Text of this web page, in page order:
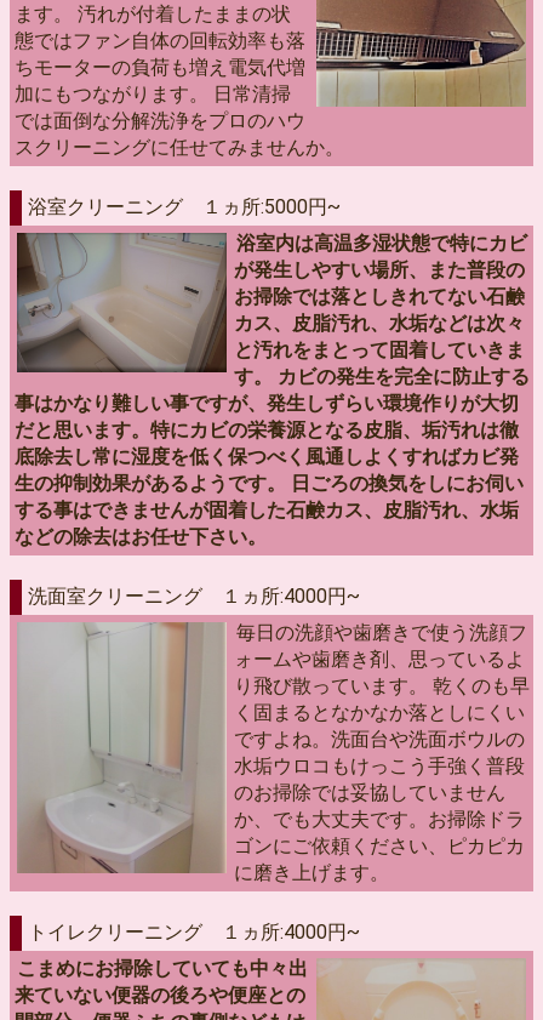
ます。 汚れが付着したままの状
態ではファン自体の回転効率も落
ちモーターの負荷も増え電気代増
加にもつながります。 日常清掃
では面倒な分解洗浄をプロのハウ
スクリーニングに任せてみませんか。
浴室クリーニング １ヵ所:5000円~
浴室内は高温多湿状態で特にカビ
が発生しやすい場所、また普段の
お掃除では落としきれてない石鹸
カス、皮脂汚れ、水垢などは次々
と汚れをまとって固着していきま
す。 カビの発生を完全に防止する
事はかなり難しい事ですが、発生しずらい環境作りが大切
だと思います。特にカビの栄養源となる皮脂、垢汚れは徹
底除去し常に湿度を低く保つべく風通しよくすればカビ発
生の抑制効果があるようです。 日ごろの換気をしにお伺い
する事はできませんが固着した石鹸カス、皮脂汚れ、水垢
などの除去はお任せ下さい。
洗面室クリーニング １ヵ所:4000円~
毎日の洗顔や歯磨きで使う洗顔フ
ォームや歯磨き剤、思っているよ
り飛び散っています。 乾くのも早
く固まるとなかなか落としにくい
ですよね。洗面台や洗面ボウルの
水垢ウロコもけっこう手強く普段
のお掃除では妥協していません
か、でも大丈夫です。お掃除ドラ
ゴンにご依頼ください、ピカピカ
に磨き上げます。
トイレクリーニング １ヵ所:4000円~
こまめにお掃除していても中々出
来ていない便器の後ろや便座との